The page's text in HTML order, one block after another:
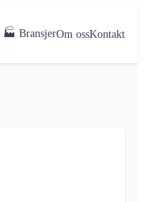
🏭 BransjerOm ossKontakt